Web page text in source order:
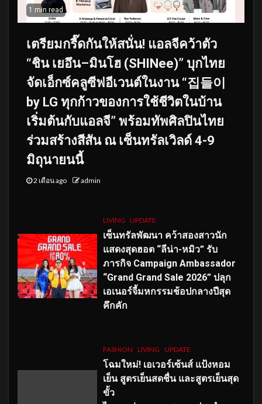
1 min read
เตรียมกรี๊ดกันให้สนั่น! แอลจีคว้าตัว
“ชิน เยอึน–มินโฮ (SHINee)” บุกไทย
จัดเอ็กซ์คลูซีฟอีเวนต์ในงาน “집들이
by LG ทุกก้าวของการใช้ชีวิตในบ้าน
เริ่มต้นกับแอลจี” พร้อมทัพศิลปินไทย
ร่วมสร้างสีสัน ณ เซ็นทรัลเวิลด์ 4-9
มิถุนายนนี้
2 เดือน ago admin
LIVING UPDATE
เซ็นทรัลพัฒนา คว้าสองสาวนัก
แสดงสุดฮอต “ลีน่า-หมิว” รับ
ภารกิจ Campaign Ambassador
“Grand Grand Sale 2026” ปลุก
เอเนอร์จี้มหกรรมช้อปกลางปีสุด
คึกคัก
FASHION LIVING UPDATE
โฉมใหม่! เอเวอร์เซ้นส์ แป้งหอม
เย็น สูตรเย็นสดชื่น และสูตรเย็นสุด
ขั้ว